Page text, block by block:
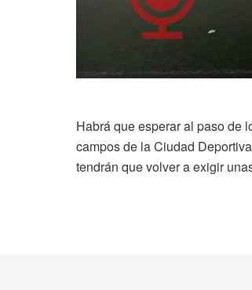
Habrá que esperar al paso de
campos de la Ciudad
tendrán que volver a exigir